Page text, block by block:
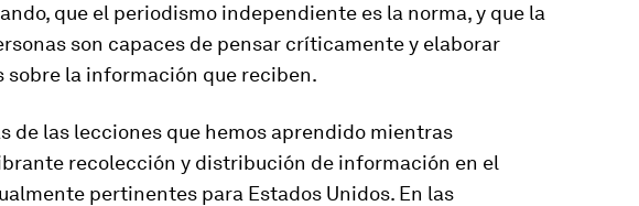
que el periodismo independiente es la norma, y que la
son capaces de pensar críticamente y elaborar
sobre la información que reciben.
de las lecciones que hemos aprendido mientras
recolección y distribución de información en el
pertinentes para Estados Unidos. En las